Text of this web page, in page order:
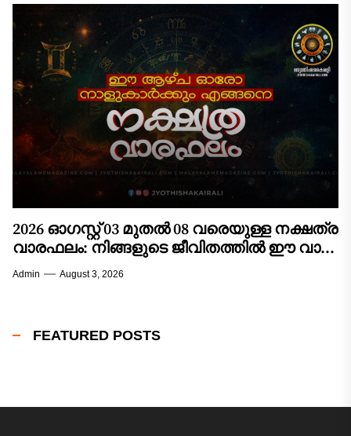
ആരാധിക്കേണ്ട ദേവീദേവന്മാർ, അനുയോജ്യമായ
സമയങ്ങൾ, ചെയ്യേണ്ട വഴിപാടുകൾ/പ്രതിവിധികൾ,
ശുഭശകുനങ്ങൾ എന്നിവ...
2026 ഓഗസ്റ്റ് 03 മുതൽ 08 വരെയുള്ള നക്ഷത്ര
വാരഫലം: നിങ്ങളുടെ ജീവിതത്തിൽ ഈ വാരം
വരുത്തുന്ന മാറ്റങ്ങൾ എന്തൊക്കെ?
Admin August 3, 2026
FEATURED POSTS